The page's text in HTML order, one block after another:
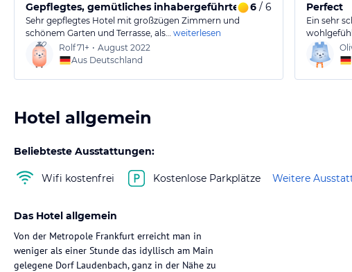
Gepflegtes, gemütliches inhabergeführtes Hotel
6 / 6
Sehr gepflegtes Hotel mit großzügen Zimmern und
schönem Garten und Terrasse, als… weiterlesen
Rolf71+ • August 2022
Aus Deutschland
Perfect
Ein sehr
Hotel allgemein
Beliebteste Ausstattungen:
Wifi kostenfrei Kostenlose Parkplätze Weitere
Das Hotel allgemein
Von der Metropole Frankfurt erreicht man in
weniger als einer Stunde das idyllisch am Main
gelegene Dorf Laudenbach, ganz in der Nähe zu